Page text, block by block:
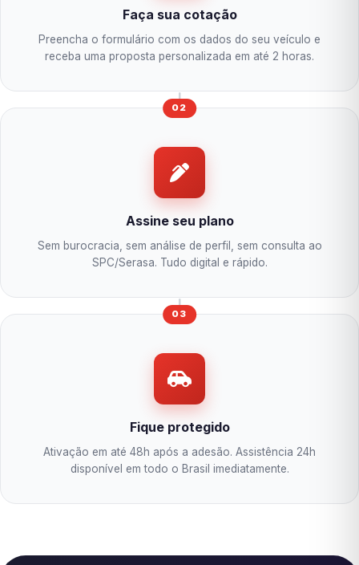
Faça sua cotação
Preencha o formulário com os dados do seu veículo e
receba uma proposta personalizada em até 2 horas.
02
Assine seu plano
Sem burocracia, sem análise de perfil, sem consulta ao
SPC/Serasa. Tudo digital e rápido.
03
Fique protegido
Ativação em até 48h após a adesão. Assistência 24h
disponível em todo o Brasil imediatamente.